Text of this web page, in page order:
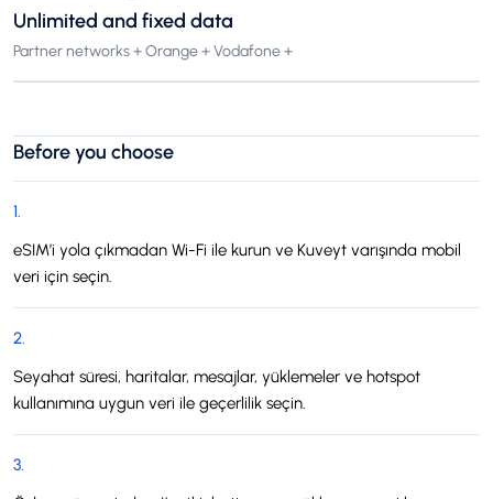
Unlimited and fixed data
Partner networks + Orange + Vodafone +
Before you choose
1.
eSIM’i yola çıkmadan Wi-Fi ile kurun ve Kuveyt varışında mobil
veri için seçin.
2.
Seyahat süresi, haritalar, mesajlar, yüklemeler ve hotspot
kullanımına uygun veri ile geçerlilik seçin.
3.